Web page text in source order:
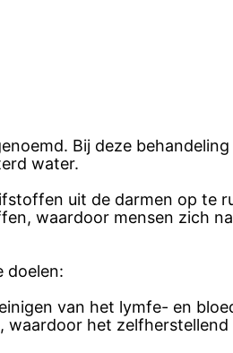
Bij deze
water.
uit de darmen op te
waardoor mensen zich
doelen:
van het lymfe- en
het